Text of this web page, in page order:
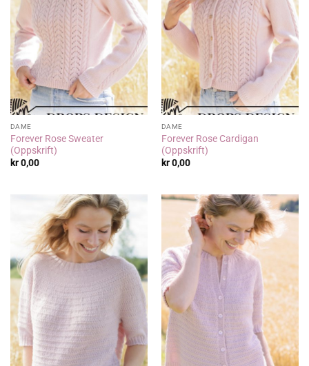
DAME
Forever Rose Sweater
(Oppskrift)
kr0,00
DAME
Forever Rose Cardigan
(Oppskrift)
kr0,00